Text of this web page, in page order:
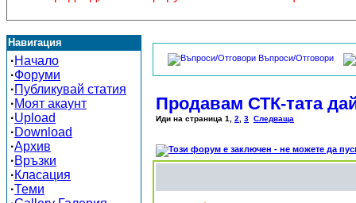
Навигация
·Начало
·Форуми
·Публикувай статия
·Моят акаунт
·Upload
·Download
·Архив
·Връзки
·Класация
·Теми
Въпроси/Отговори
Продавам СТК-тата
Иди на страница 1 2 3 Следваща